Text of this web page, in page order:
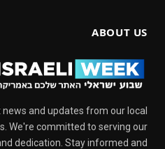
ABOUT US
news and updates from our local
We're committed to serving our
dedication. Stay informed and